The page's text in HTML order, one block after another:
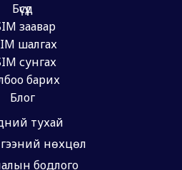
Бүсүүд
заавар
шалгах
сунгах
барих
Блог
тухай
нөхцөл
бодлого